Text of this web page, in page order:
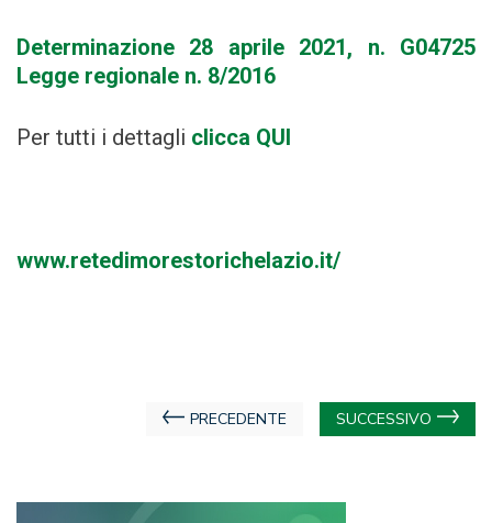
Determinazione 28 aprile 2021, n. G04725
Legge regionale n. 8/2016
Per tutti i dettagli clicca QUI
www.retedimorestorichelazio.it/
Navigazione
PRECEDENTE SUCCESSIVO